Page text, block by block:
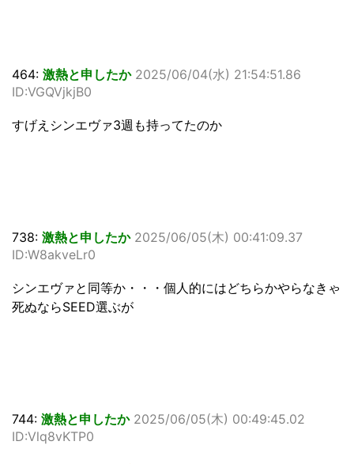
464: 激熱と申したか 2025/06/04(水) 21:54:51.86
ID:VGQVjkjB0
すげえシンエヴァ3週も持ってたのか
738: 激熱と申したか 2025/06/05(木) 00:41:09.37
ID:W8akveLr0
シンエヴァと同等か・・・個人的にはどちらかやらなきゃ
死ぬならSEED選ぶが
744: 激熱と申したか 2025/06/05(木) 00:49:45.02
ID:Vlq8vKTP0